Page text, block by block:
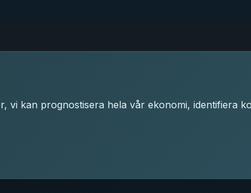
vi kan prognostisera hela vår ekonomi, identifiera